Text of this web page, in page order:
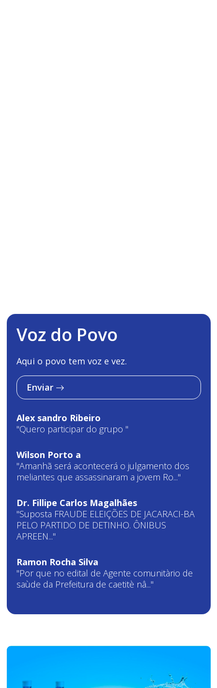
Voz do Povo
Aqui o povo tem voz e vez.
Enviar
Alex sandro Ribeiro
"Quero participar do grupo "
Wilson Porto a
"Amanhã será acontecerá o julgamento dos
meliantes que assassinaram a jovem Ro..."
Dr. Fillipe Carlos Magalhães
"Suposta FRAUDE ELEIÇÕES DE JACARACI-BA
PELO PARTIDO DE DETINHO. ÔNIBUS
APREEN..."
Ramon Rocha Silva
"Por que no edital de Agente comunitàrio de
saùde da Prefeitura de caetitè nâ..."